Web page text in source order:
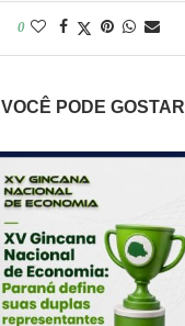
0
VOCÊ PODE GOSTAR